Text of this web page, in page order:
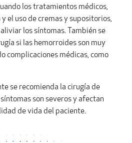
los tratamientos médicos,
el uso de cremas y supositorios,
los síntomas. También se
si las hemorroides son muy
complicaciones médicas, como
se recomienda la cirugía de
son severos y afectan
de vida del paciente.